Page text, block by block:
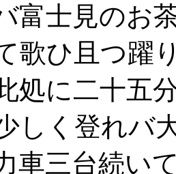
富士見のお
歌ひ且つ躍
に二十五
しく登れバ
三台続い